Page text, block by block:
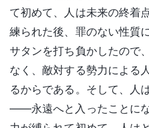
て初めて、人は未来の終着
練られた後、罪のない性質
サタンを打ち負かしたので
なく、敵対する勢力による
るからである。そして、人
――永遠へと入ったことに